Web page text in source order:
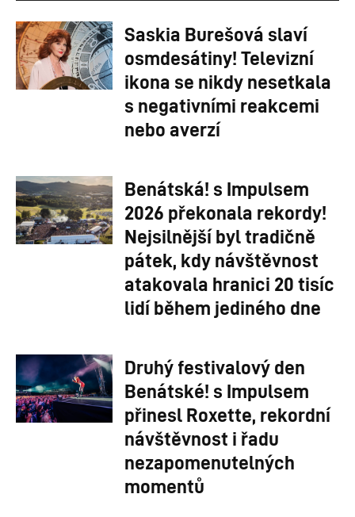
Saskia Burešová slaví
osmdesátiny! Televizní
ikona se nikdy nesetkala
s negativními reakcemi
nebo averzí
Benátská! s Impulsem
2026 překonala rekordy!
Nejsilnější byl tradičně
pátek, kdy návštěvnost
atakovala hranici 20 tisíc
lidí během jediného dne
Druhý festivalový den
Benátské! s Impulsem
přinesl Roxette, rekordní
návštěvnost i řadu
nezapomenutelných
momentů